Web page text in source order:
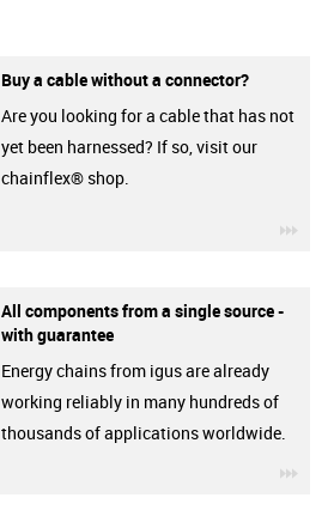
Buy a cable without a connector?
Are you looking for a cable that has not
yet been harnessed? If so, visit our
chainflex® shop.
All components from a single source -
with guarantee
Energy chains from igus are already
working reliably in many hundreds of
thousands of applications worldwide.